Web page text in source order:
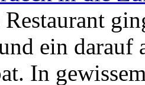
Restaurant
ein
In